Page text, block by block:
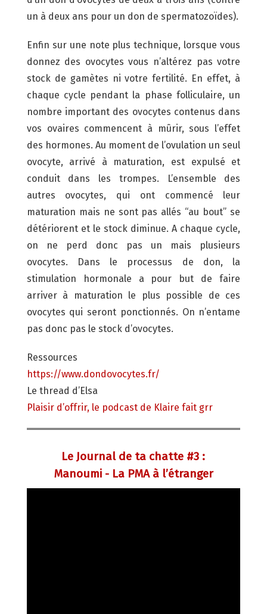
un à deux ans pour un don de spermatozoïdes).
Enfin sur une note plus technique, lorsque vous
donnez des ovocytes vous n’altérez pas votre
stock de gamètes ni votre fertilité. En effet, à
chaque cycle pendant la phase folliculaire, un
nombre important des ovocytes contenus dans
vos ovaires commencent à mûrir, sous l’effet
des hormones. Au moment de l’ovulation un seul
ovocyte, arrivé à maturation, est expulsé et
conduit dans les trompes. L’ensemble des
autres ovocytes, qui ont commencé leur
maturation mais ne sont pas allés “au bout” se
détériorent et le stock diminue. A chaque cycle,
on ne perd donc pas un mais plusieurs
ovocytes. Dans le processus de don, la
stimulation hormonale a pour but de faire
arriver à maturation le plus possible de ces
ovocytes qui seront ponctionnés. On n’entame
pas donc pas le stock d’ovocytes.
Ressources
https://www.dondovocytes.fr/
Le thread d’Elsa
Plaisir d’offrir, le podcast de Klaire fait grr
Le Journal de ta chatte #3 :
Manoumi - La PMA à l’étranger